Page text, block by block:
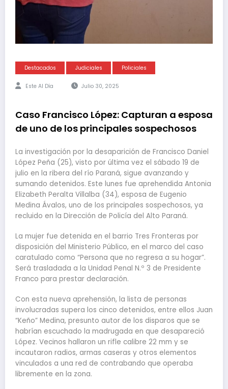
Destacados Judiciales Policiales
Este Al Día Julio 30, 2025
Caso Francisco López: Capturan a esposa
de uno de los principales sospechosos
La investigación por la desaparición de Francisco Daniel
López Peña (25), visto por última vez el sábado 19 de
julio en la ribera del río Paraná, sigue avanzando y
sumando detenidos. Este lunes fue aprehendida Antonia
Elizabeth Peralta Villalba (34), esposa de Eugenio
Medina Ávalos, uno de los principales sospechosos, ya
recluido en la Dirección de Policía del Alto Paraná.
La mujer fue detenida en el barrio Tres Fronteras por
disposición del Ministerio Público, en el marco del caso
caratulado como “Persona que no regresa a su hogar”.
Será trasladada a la Unidad Penal N.º 3 de Presidente
Franco para prestar declaración.
Con esta nueva aprehensión, la lista de personas
involucradas supera los cinco detenidos, entre ellos Juan
“Keño” Medina, presunto autor de los disparos que se
habrían escuchado la madrugada en que desapareció
López. Vecinos hallaron un rifle calibre 22 mm y se
incautaron radios, armas caseras y otros elementos
vinculados a una red de contrabando que operaba
libremente en la zona.